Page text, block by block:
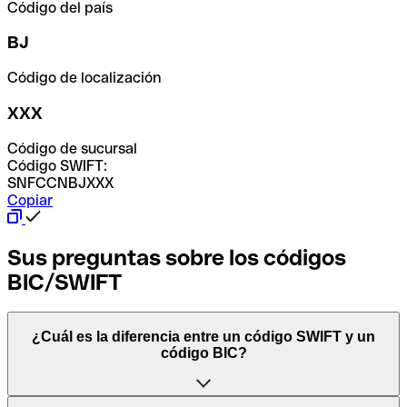
Código del país
BJ
Código de localización
XXX
Código de sucursal
Código SWIFT:
SNFCCNBJXXX
Copiar
Sus preguntas sobre los códigos
BIC/SWIFT
¿Cuál es la diferencia entre un código SWIFT y un
código BIC?